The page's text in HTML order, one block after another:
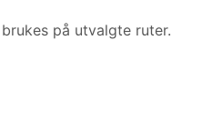
på utvalgte ruter.